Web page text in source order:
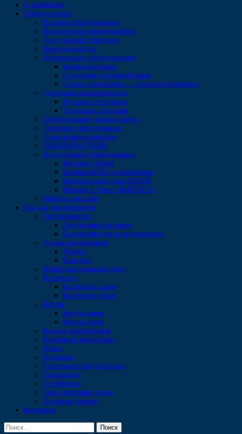
О компании
Оборудование
Весовое оборудование
Вендинговое оборудование
Для уличной торговли
Жироуловители
Нейтральное оборудование
Ванны моечные
Стеллажи кухонный нерж
Столы разделочно — производственные
Стеллажи металлические
Грузовые стеллажи
Торговые стеллажи
Оборудование для фаст-фуда
Тепловое оборудование
Электромеханическое
ЛИНИЯ РАЗДАЧИ
Холодильное оборудование
Витрины Иней
Камеры КХН и моноблоки
Морозильные лари ИНЕЙ
Шкафы и Лари «БИРЮСА»
Мебель для кафе
Посуда для общепита
Гастроемкости
Гастроемкости нерж
Гастроемкости полипропилен
Доски разделочные
Дерево
Пластик
Информационный стенд
Кастрюли
Кастрюли алюм
Кастрюли нерж
Котлы
Котлы алюм
Котлы нерж
Колода разрубочная
Кухонный инвентарь
Ножи
Подносы
Скрины(сетки) д/пиццы
Сковороды
Сотейники
Тазы,противни нерж
Хлебные формы
Контакты
Найти: